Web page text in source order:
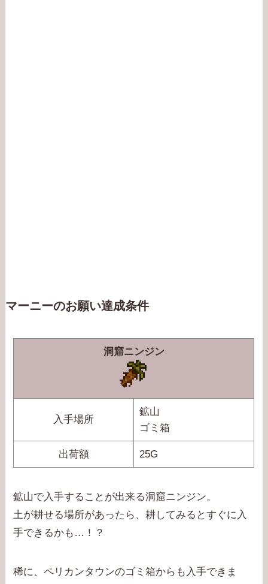
マーニーのお願い達成条件
洞窟ニンジン
入手場所
鉱山
ゴミ箱
出荷額 25G
鉱山で入手することが出来る洞窟ニンジン。
土が耕せる場所があったら、耕してみるとすぐに入
手できるかも…！？
稀に、ペリカンタウンのゴミ箱からも入手できま